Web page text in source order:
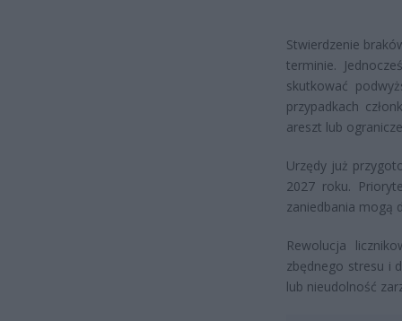
Stwierdzenie
terminie.
skutkować
przypadkach
areszt lub
Urzędy już
2027 roku.
zaniedbania mogą
Rewolucja
zbędnego stresu i
lub nieudolność